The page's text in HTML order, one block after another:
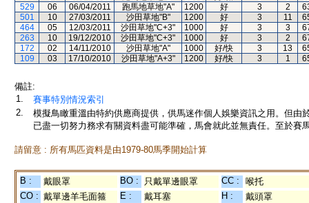
529
06 06/04/2011 跑馬地草地"A" 1200 好 3 2
501
10 27/03/2011 沙田草地"B" 1200 好 3 11
464
05 12/03/2011 沙田草地"C+3" 1000 好 3 3
263
10 19/12/2010 沙田草地"C+3" 1000 好 3 2
172
02 14/11/2010 沙田草地"A" 1000 好/快 3 13
109
03 17/10/2010 沙田草地"A+3" 1200 好/快 3 1
備註:
1.
賽事特別情況索引
2.
模擬鳥瞰重溫由特約供應商提供，供馬迷作個人娛樂資訊之用。但
已盡一切努力務求有關資料盡可能準確，馬會就此並無責任。至於賽
請留意 : 所有馬匹資料是由1979-80馬季開始計算
B : 戴眼罩 BO : 只戴單邊眼罩 CC :
喉托
CO : 戴單邊羊毛面箍 E : 戴耳塞 H :
戴頭罩